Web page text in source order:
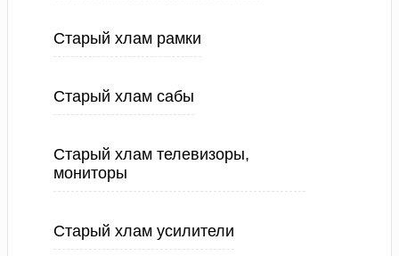
Старый хлам рамки
Старый хлам сабы
Старый хлам телевизоры,
мониторы
Старый хлам усилители